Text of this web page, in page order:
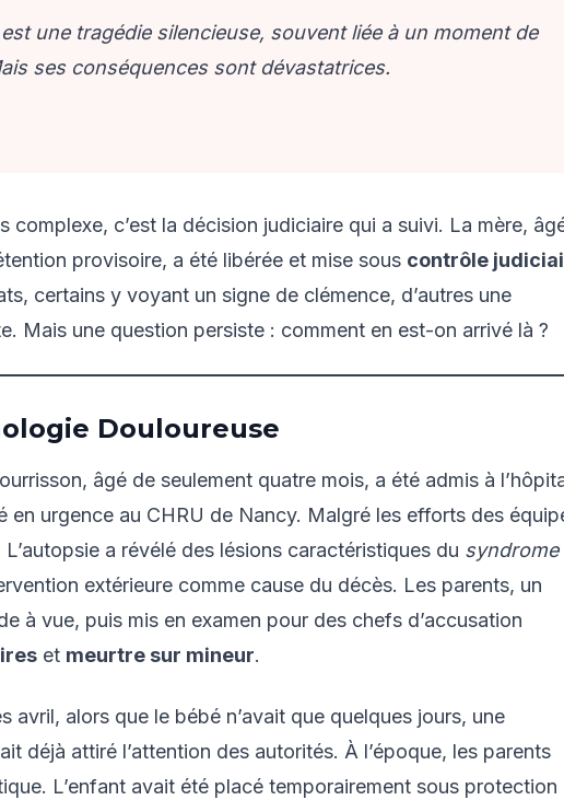
une tragédie silencieuse, souvent liée à un moment de
ses conséquences sont dévastatrices.
c’est la décision judiciaire qui a suivi. La mère,
provisoire, a été libérée et mise sous contrôle
certains y voyant un signe de clémence, d’autres une
Mais une question persiste : comment en est-on arrivé là ?
Douloureuse
âgé de seulement quatre mois, a été admis à
en urgence au CHRU de Nancy. Malgré les efforts des
L’autopsie a révélé des lésions caractéristiques du syndrome
extérieure comme cause du décès. Les parents, un
à vue, puis mis en examen pour des chefs d’accusation
et meurtre sur mineur.
avril, alors que le bébé n’avait que quelques jours, une
déjà attiré l’attention des autorités. À l’époque, les parents
L’enfant avait été placé temporairement sous protection